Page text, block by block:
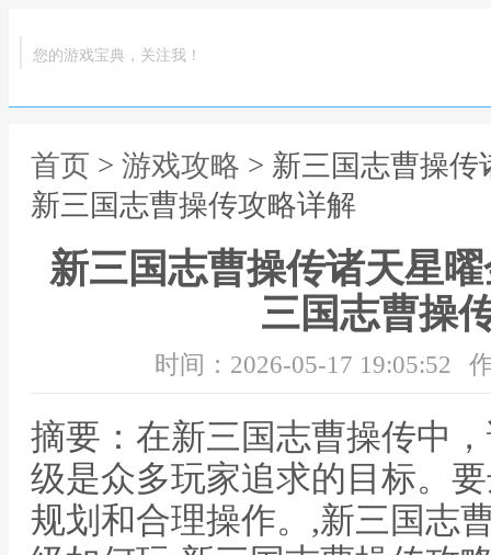
您的游戏宝典，关注我！
首页 > 游戏攻略 > 新三国志曹操传
新三国志曹操传攻略详解
新三国志曹操传诸天星
三国志曹操
时间：2026-05-17 19:05:52
摘要：在新三国志曹操传中
级是众多玩家追求的目标。
规划和合理操作。,新三国志